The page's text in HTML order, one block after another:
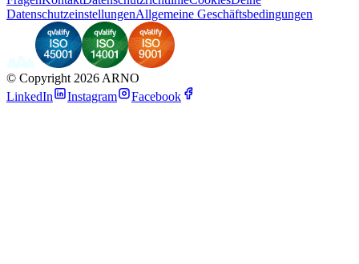
DatenschutzeinstellungenAllgemeine Geschäftsbedingungen
© Copyright 2026 ARNO
LinkedIn
Instagram Facebook